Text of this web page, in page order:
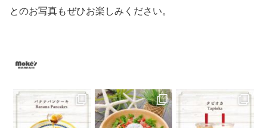
とのお写真もぜひお楽しみください。